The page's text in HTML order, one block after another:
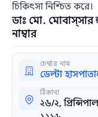
চিকিৎসা নিশ্চিত করে।
ডাঃ মো. মোবাস্সার
নাম্বার
চেম্বার নাম
ডেল্টা
ঠিকানা
২৬/২,